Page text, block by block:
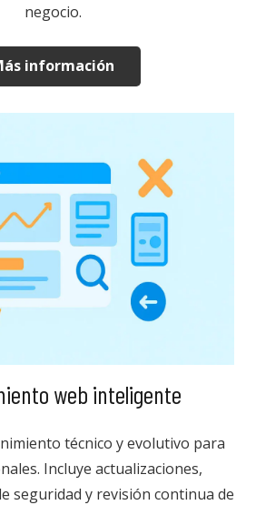
negocio.
información
web inteligente
técnico y evolutivo para
Incluye actualizaciones,
seguridad y revisión continua de